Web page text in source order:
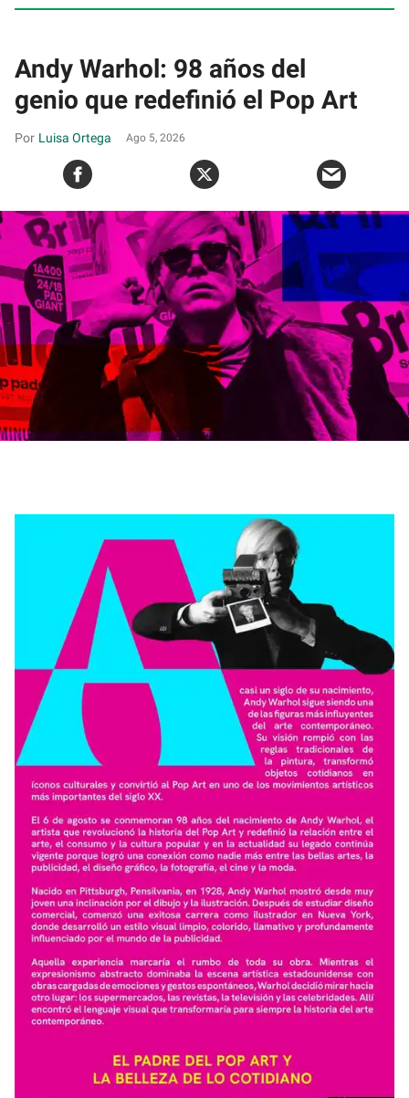
Andy Warhol: 98 años del
genio que redefinió el Pop Art
Luisa Ortega Ago 5, 2026